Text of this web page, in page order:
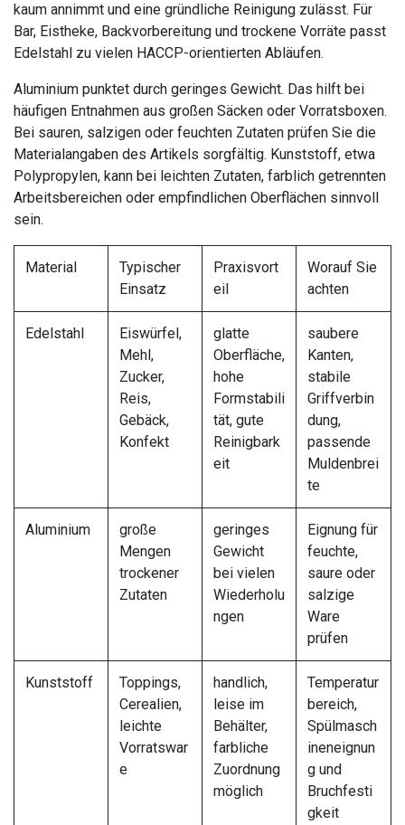
kaum annimmt und eine gründliche Reinigung zulässt. Für
Bar, Eistheke, Backvorbereitung und trockene Vorräte passt
Edelstahl zu vielen HACCP-orientierten Abläufen.
Aluminium punktet durch geringes Gewicht. Das hilft bei
häufigen Entnahmen aus großen Säcken oder Vorratsboxen.
Bei sauren, salzigen oder feuchten Zutaten prüfen Sie die
Materialangaben des Artikels sorgfältig. Kunststoff, etwa
Polypropylen, kann bei leichten Zutaten, farblich getrennten
Arbeitsbereichen oder empfindlichen Oberflächen sinnvoll
sein.
Material
Typischer
Einsatz
Praxisvort
eil
Worauf Sie
achten
Edelstahl
Eiswürfel,
Mehl,
Zucker,
Reis,
Gebäck,
Konfekt
glatte
Oberfläche,
hohe
Formstabili
tät, gute
Reinigbark
eit
saubere
Kanten,
stabile
Griffverbin
dung,
passende
Muldenbrei
te
Aluminium
große
Mengen
trockener
Zutaten
geringes
Gewicht
bei vielen
Wiederholu
ngen
Eignung für
feuchte,
saure oder
salzige
Ware
prüfen
Kunststoff
Toppings,
Cerealien,
leichte
Vorratswar
e
handlich,
leise im
Behälter,
farbliche
Zuordnung
möglich
Temperatur
bereich,
Spülmasch
ineneignun
g und
Bruchfesti
gkeit